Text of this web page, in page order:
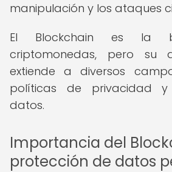
manipulación y los ataques
El Blockchain es la
criptomonedas, pero su
extiende a diversos
políticas de privacidad
datos.
Importancia del
protección de datos